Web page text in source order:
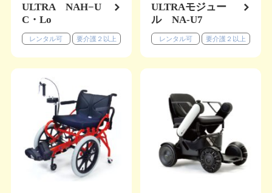
ULTRA NAH−U
C・Lo
レンタル可 要介護２以上
ULTRAモジュー
ル NA-U7
レンタル可 要介護２以上